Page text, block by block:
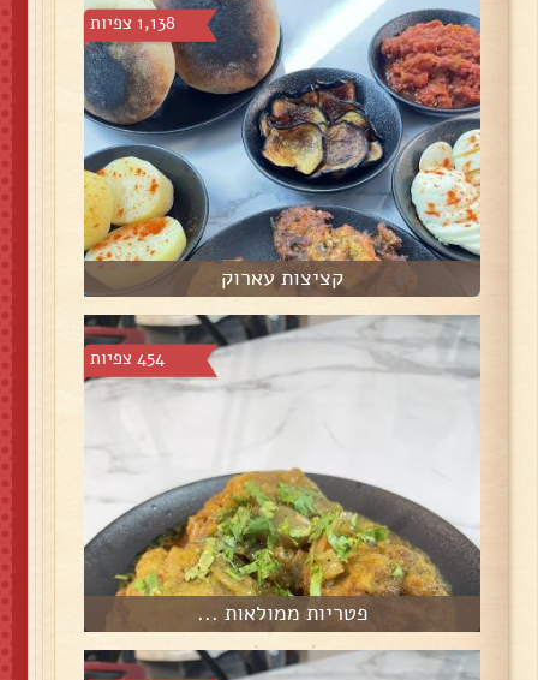
1,138 צפיות
קציצות עארוק
454 צפיות
פטריות ממולאות ...